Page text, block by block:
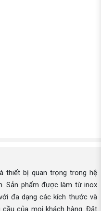
thiết bị quan trọng trong hệ
Sản phẩm được làm từ inox
đa dạng các kích thước và
của mọi khách hàng. Đặt